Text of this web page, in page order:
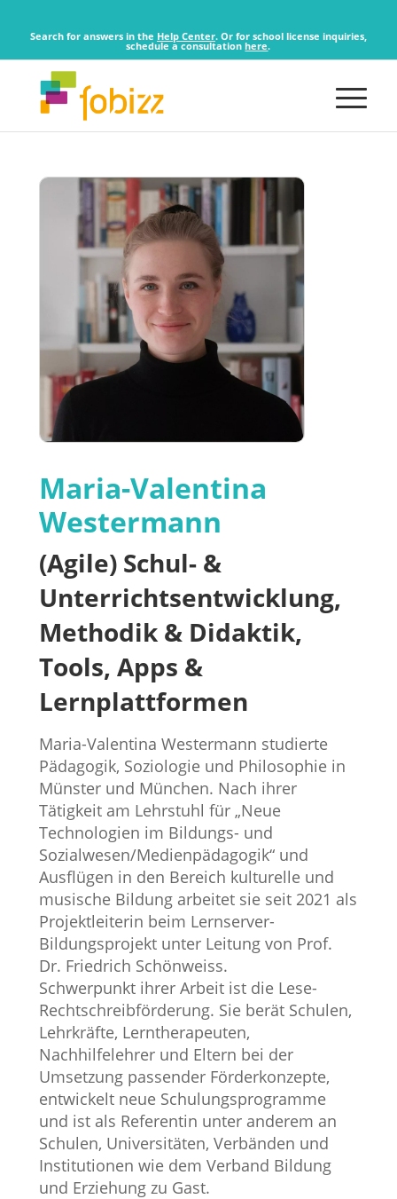
Search for answers in the Help Center. Or for school license inquiries,
schedule a consultationhere.
Maria-Valentina
Westermann
(Agile) Schul- &
Unterrichtsentwicklung,
Methodik & Didaktik,
Tools, Apps &
Lernplattformen
Maria-Valentina Westermann studierte
Pädagogik, Soziologie und Philosophie in
Münster und München. Nach ihrer
Tätigkeit am Lehrstuhl für „Neue
Technologien im Bildungs- und
Sozialwesen/Medienpädagogik“ und
Ausflügen in den Bereich kulturelle und
musische Bildung arbeitet sie seit 2021 als
Projektleiterin beim Lernserver-
Bildungsprojekt unter Leitung von Prof.
Dr. Friedrich Schönweiss.
Schwerpunkt ihrer Arbeit ist die Lese-
Rechtschreibförderung. Sie berät Schulen,
Lehrkräfte, Lerntherapeuten,
Nachhilfelehrer und Eltern bei der
Umsetzung passender Förderkonzepte,
entwickelt neue Schulungsprogramme
und ist als Referentin unter anderem an
Schulen, Universitäten, Verbänden und
Institutionen wie dem Verband Bildung
und Erziehung zu Gast.